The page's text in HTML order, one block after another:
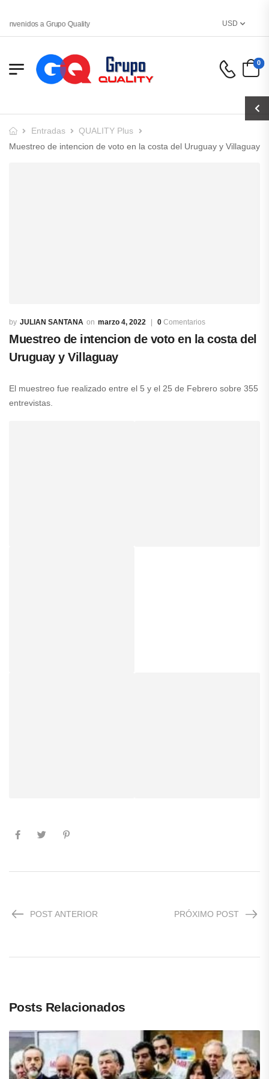
a Grupo Quality USD
0
Entradas
QUALITY Plus
Muestreo de intencion de voto en la costa del Uruguay y Villaguay
JULIAN SANTANA marzo 4, 2022 0 Comentarios
Muestreo de intencion de voto en la costa del
Uruguay y Villaguay
El muestreo fue realizado entre el 5 y el 25 de Febrero sobre 355
entrevistas.
POST ANTERIOR PRÓXIMO POST
Posts Relacionados